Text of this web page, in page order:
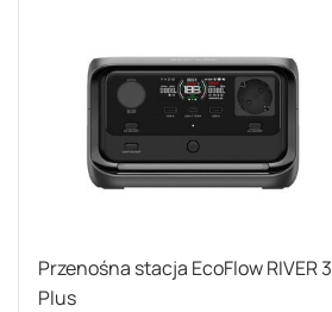
Przenośna stacja EcoFlow RIVER 3
Plus